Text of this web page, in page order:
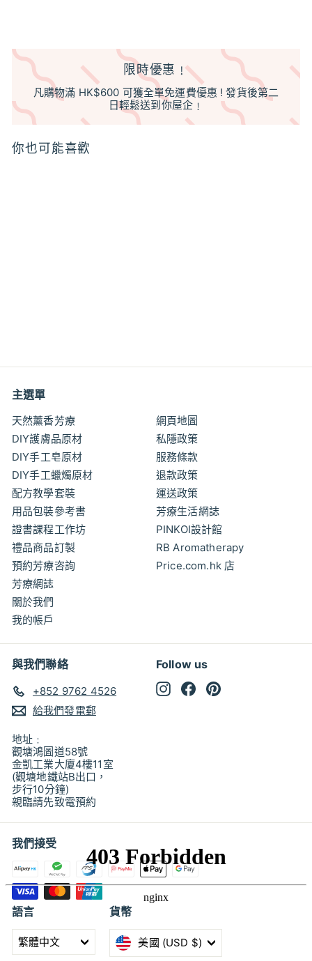
限時優惠﹗
凡購物滿 HK$600 可獲全單免運費優惠 ! 發貨後第二
日輕鬆送到你屋企﹗
你也可能喜歡
0
主選單
天然薰香芳療
DIY護膚品原材
DIY手工皂原材
DIY手工蠟燭原材
配方教學套裝
用品包裝參考書
證書課程工作坊
禮品商品訂製
預約芳療咨詢
芳療網誌
關於我們
我的帳戶
網頁地圖
私隱政策
服務條款
退款政策
運送政策
芳療生活網誌
PINKOI設計館
RB Aromatherapy
Price.com.hk 店
與我們聯絡
+852 9762 4526
給我們發電郵
地址﹕
觀塘鴻圖道58號
金凱工業大廈4樓11室
(觀塘地鐵站B出口，
步行10分鐘)
親臨請先致電預約
Follow us
InstagramFacebook
我們接受
語言
繁體中文
貨幣
美國 (USD $)